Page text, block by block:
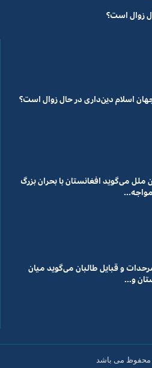
زوال است؟
جهان اسلام دین‌داری در حال زوال است؟
ملل می‌گوید افغانستان با بحران بزرگ
و قبایل طالبان می‌گوید میان
و...
محفوظ می باشد